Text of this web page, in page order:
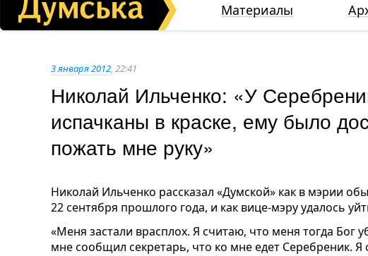
Материалы
3 января 2012, 22:41
Николай Ильченко: «У
испачканы в краске, ему было
пожать мне руку»
Николай Ильченко рассказал «Думской» как в мэрии
22 сентября прошлого года, и как вице-мэру удалось
«Меня застали врасплох. Я считаю, что меня тогда Бог
мне сообщил секретарь, что ко мне едет Серебреник. Я